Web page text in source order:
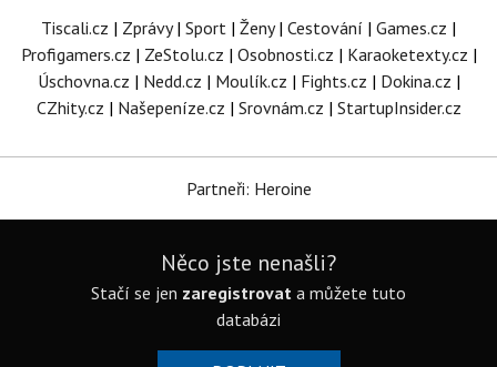
Tiscali.cz | Zprávy| Sport | Ženy| Cestování | Games.cz |
Profigamers.cz | ZeStolu.cz | Osobnosti.cz | Karaoketexty.cz |
Úschovna.cz | Nedd.cz | Moulík.cz | Fights.cz | Dokina.cz |
CZhity.cz | Našepeníze.cz | Srovnám.cz | StartupInsider.cz
Partneři: Heroine
Něco jste nenašli?
Stačí se jen zaregistrovat a můžete tuto
databázi